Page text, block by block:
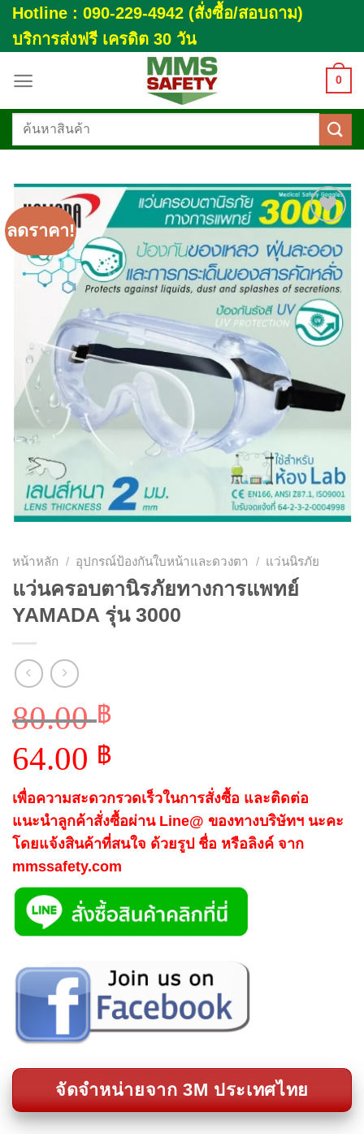
Skip
to
content
Hotline : 090-229-4942 (สั่งซื้อ/สอบถาม)
บริการส่งฟรี เครดิต 30 วัน
0
ค้นหา:
ลดราคา!
wishlist
หน้าหลัก / อุปกรณ์ป้องกันใบหน้าและดวงตา / แว่นนิรภัย
แว่นครอบตานิรภัยทางการแพทย์
YAMADA รุ่น 3000
80.00฿
Original
price
was:
80.00 ฿.
64.00 ฿
Current
price
is:
64.00 ฿.
เพื่อความสะดวกรวดเร็วในการสั่งซื้อ และติดต่อ
แนะนำลูกค้าสั่งซื้อผ่าน Line@ ของทางบริษัทฯ นะคะ
โดยแจ้งสินค้าที่สนใจ ด้วยรูป ชื่อ หรือลิงค์ จาก
mmssafety.com
จัดจำหน่ายจาก 3M ประเทศไทย